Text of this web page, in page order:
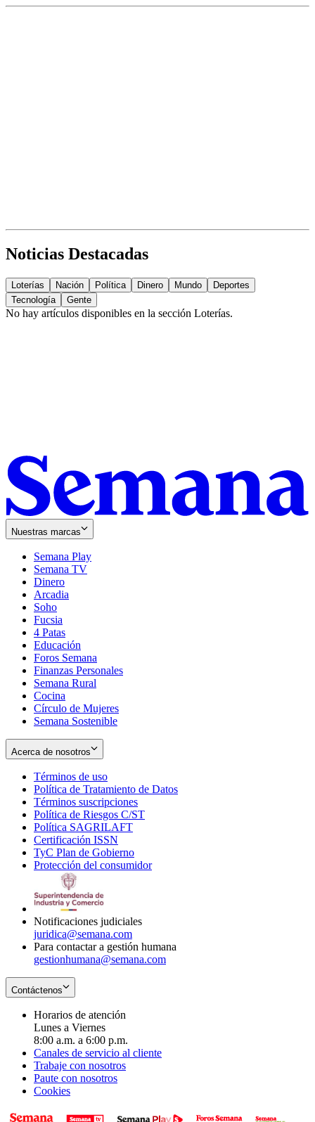
Noticias Destacadas
Loterías Nación Política Dinero Mundo
Deportes
Tecnología
Gente
No hay artículos disponibles en la sección Loterías.
Nuestras marcas
Semana Play
Semana TV
Dinero
Arcadia
Soho
in
new
window
Fucsia
in
new
window
4 Patas
Educación
Foros Semana
Finanzas Personales
Semana Rural
Cocina
Círculo de Mujeres
Semana Sostenible
Acerca de nosotros
Términos de uso
in
new
window
Política de Tratamiento de Datos
Términos suscripciones
in
Política de Riesgos C/ST
Política SAGRILAFT
new
window
Certificación ISSN
in
new
TyC Plan de Gobierno
in
Protección del consumidorOpens
Notificaciones judiciales
juridica@semana.com
Para contactar a gestión humana
gestionhumana@semana.com
Contáctenos
Horarios de atención
Lunes a Viernes
8:00 a.m. a 6:00 p.m.
Canales de servicio al cliente
Trabaje con nosotros
Paute con nosotros
Cookies